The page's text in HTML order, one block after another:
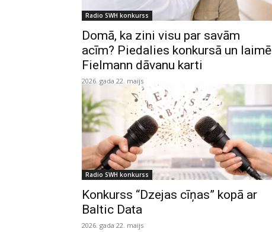
Radio SWH konkurss
Domā, ka zini visu par savām
acīm? Piedalies konkursā un laimē
Fielmann dāvanu karti
2026. gada 22. maijs
Radio SWH konkurss
Konkurss “Dzejas cīņas” kopā ar
Baltic Data
2026. gada 22. maijs